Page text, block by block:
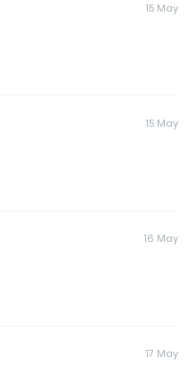
15 May
15 May
16 May
17 May